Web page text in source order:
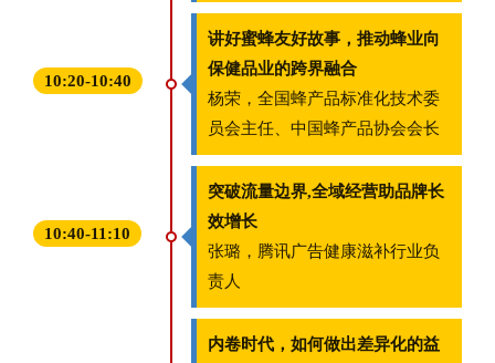
10:20-10:40
讲好蜜蜂友好故事，推动蜂业向
保健品业的跨界融合
杨荣，全国蜂产品标准化技术委
员会主任、中国蜂产品协会会长
10:40-11:10
突破流量边界,全域经营助品牌长
效增长
张璐，腾讯广告健康滋补行业负
责人
内卷时代，如何做出差异化的益